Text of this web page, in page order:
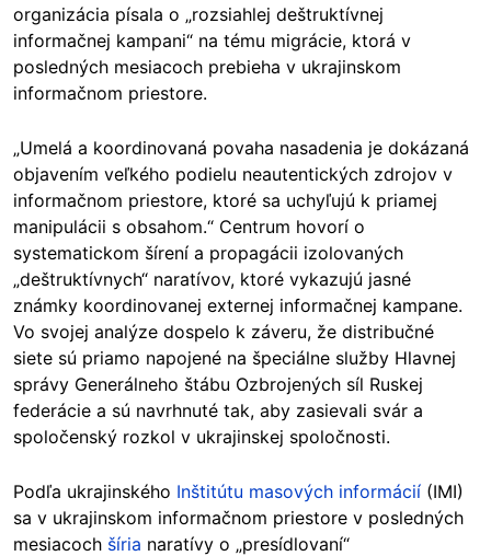
organizácia písala o „rozsiahlej deštruktívnej
informačnej kampani“ na tému migrácie, ktorá v
posledných mesiacoch prebieha v ukrajinskom
informačnom priestore.
„Umelá a koordinovaná povaha nasadenia je dokázaná
objavením veľkého podielu neautentických zdrojov v
informačnom priestore, ktoré sa uchyľujú k priamej
manipulácii s obsahom.“ Centrum hovorí o
systematickom šírení a propagácii izolovaných
„deštruktívnych“ naratívov, ktoré vykazujú jasné
známky koordinovanej externej informačnej kampane.
Vo svojej analýze dospelo k záveru, že distribučné
siete sú priamo napojené na špeciálne služby Hlavnej
správy Generálneho štábu Ozbrojených síl Ruskej
federácie a sú navrhnuté tak, aby zasievali svár a
spoločenský rozkol v ukrajinskej spoločnosti.
Podľa ukrajinského Inštitútu masových informácií (IMI)
sa v ukrajinskom informačnom priestore v posledných
mesiacoch šíria naratívy o „presídlovaní“